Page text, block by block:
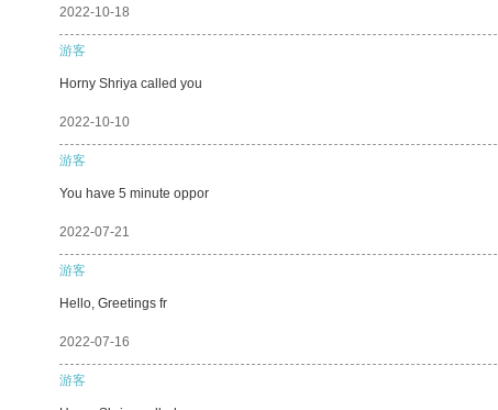
2022-10-18
游客
Horny Shriya called you
2022-10-10
游客
You have 5 minute oppor
2022-07-21
游客
Hello, Greetings fr
2022-07-16
游客